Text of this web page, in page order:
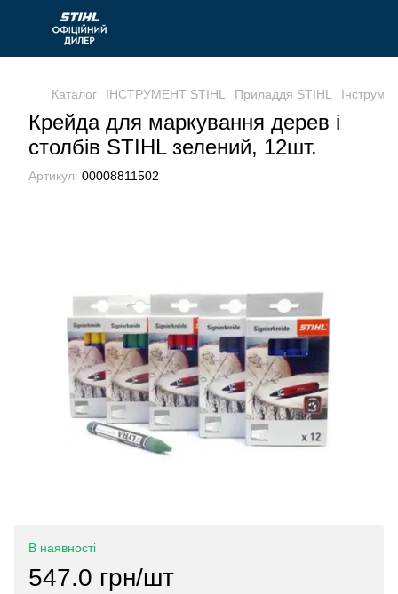
Каталог ІНСТРУМЕНТ STIHL Приладдя STIHL
Крейда для маркування дерев і
столбів STIHL зелений, 12шт.
Артикул: 00008811502
В наявності
547.0 грн/шт